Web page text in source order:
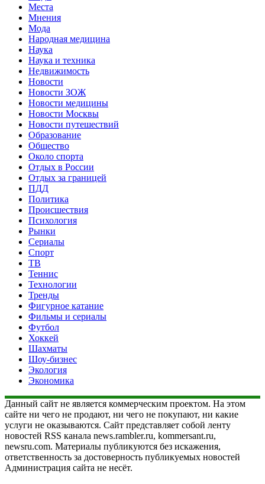
Места
Мнения
Мода
Народная медицина
Наука
Наука и техника
Недвижимость
Новости
Новости ЗОЖ
Новости медицины
Новости Москвы
Новости путешествий
Образование
Общество
Около спорта
Отдых в России
Отдых за границей
ПДД
Политика
Происшествия
Психология
Рынки
Сериалы
Спорт
ТВ
Теннис
Технологии
Тренды
Фигурное катание
Фильмы и сериалы
Футбол
Хоккей
Шахматы
Шоу-бизнес
Экология
Экономика
Данный сайт не является коммерческим проектом. На этом
сайте ни чего не продают, ни чего не покупают, ни какие
услуги не оказываются. Сайт представляет собой ленту
новостей RSS канала news.rambler.ru, kommersant.ru,
newsru.com. Материалы публикуются без искажения,
ответственность за достоверность публикуемых новостей
Администрация сайта не несёт.